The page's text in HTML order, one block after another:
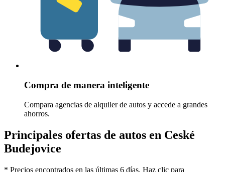
Compra de manera inteligente
Compara agencias de alquiler de autos y accede a grandes
ahorros.
Principales ofertas de autos en Ceské
Budejovice
* Precios encontrados en las últimas 6 días. Haz clic para